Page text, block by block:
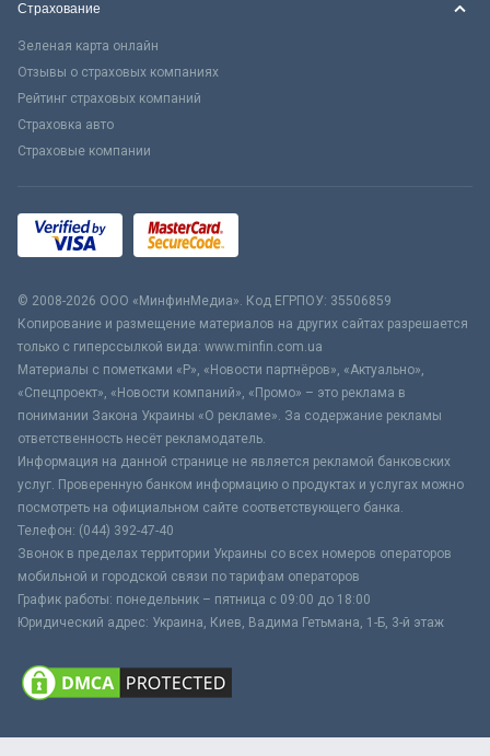
Страхование
Зеленая карта онлайн
Отзывы о страховых компаниях
Рейтинг страховых компаний
Страховка авто
Страховые компании
© 2008-2026 ООО «МинфинМедиа». Код ЕГРПОУ: 35506859
Копирование и размещение материалов на других сайтах разрешается
только с гиперссылкой вида: www.minfin.com.ua
Материалы с пометками «Р», «Новости партнёров», «Актуально»,
«Спецпроект», «Новости компаний», «Промо» – это реклама в
понимании Закона Украины «О рекламе». За содержание рекламы
ответственность несёт рекламодатель.
Информация на данной странице не является рекламой банковских
услуг. Проверенную банком информацию о продуктах и услугах можно
посмотреть на официальном сайте соответствующего банка.
Телефон: (044) 392-47-40
Звонок в пределах территории Украины со всех номеров операторов
мобильной и городской связи по тарифам операторов
График работы: понедельник – пятница с 09:00 до 18:00
Юридический адрес: Украина, Киев, Вадима Гетьмана, 1-Б, 3-й этаж